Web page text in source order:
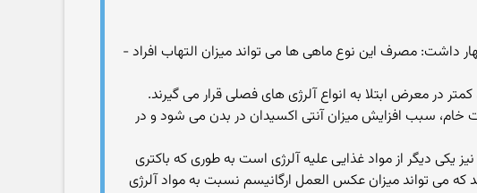
می تواند سبب افزایش میزان امگا 3 در بدن افراد شود، اظهار داشت: مصرف این نوع ماهی ها می تواند میزان التهاب افراد -
در معرض ابتلا به انواع آلرژی های فصلی قرار می گیرند.
سبب افزایش میزان آنتی اكسیدان در بدن می شود و در
یكی دیگر از مواد غذایی علیه آلرژی است به طوری كه باكتری
می تواند میزان عكس العمل ارگانیسم نسبت به مواد آلرژی